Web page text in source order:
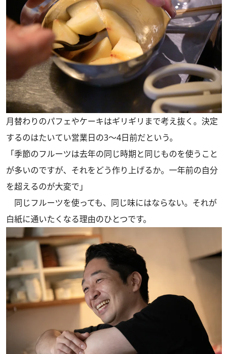
月替わりのパフェやケーキはギリギリまで考え抜く。決定
するのはたいてい営業日の3〜4日前だという。
「季節のフルーツは去年の同じ時期と同じものを使うこと
が多いのですが、それをどう作り上げるか。一年前の自分
を超えるのが大変で」
同じフルーツを使っても、同じ味にはならない。それが
白紙に通いたくなる理由のひとつです。